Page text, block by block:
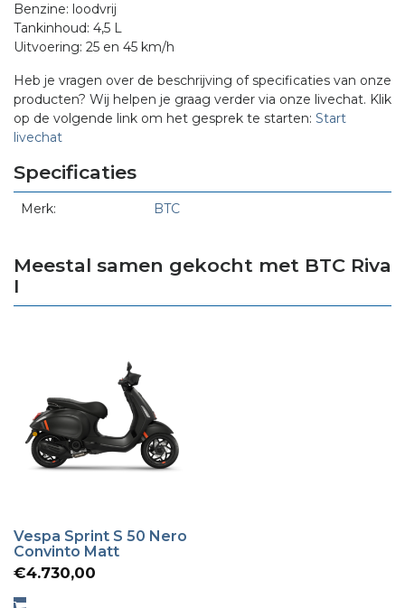
Benzine: loodvrij
Tankinhoud: 4,5 L
Uitvoering: 25 en 45 km/h
Heb je vragen over de beschrijving of specificaties van onze
producten? Wij helpen je graag verder via onze livechat. Klik
op de volgende link om het gesprek te starten: Start
livechat
Specificaties
Merk: BTC
Meestal samen gekocht met BTC Riva
I
Vespa Sprint S 50 Nero
Convinto Matt
€4.730,00